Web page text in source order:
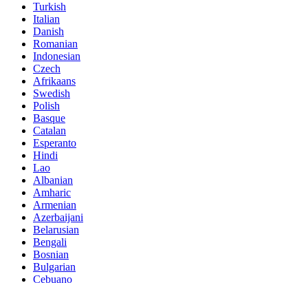
Turkish
Italian
Danish
Romanian
Indonesian
Czech
Afrikaans
Swedish
Polish
Basque
Catalan
Esperanto
Hindi
Lao
Albanian
Amharic
Armenian
Azerbaijani
Belarusian
Bengali
Bosnian
Bulgarian
Cebuano